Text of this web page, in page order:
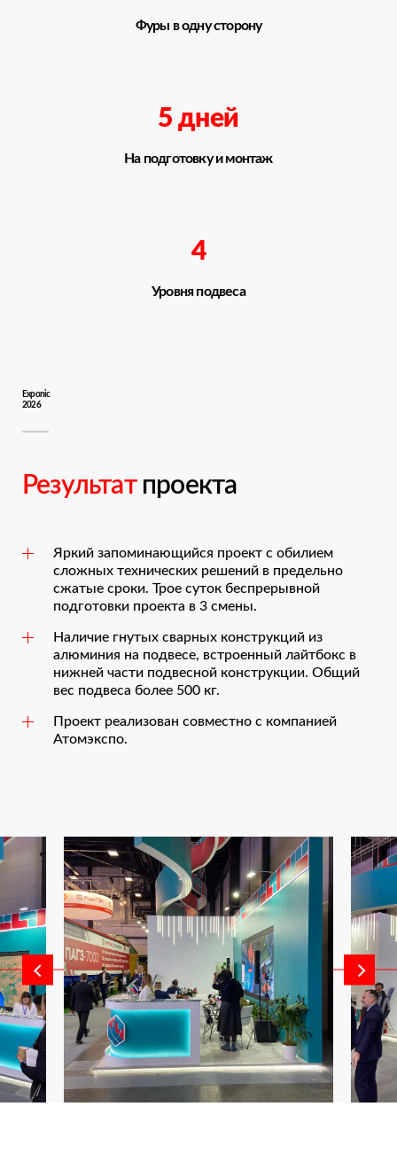
Фуры в одну сторону
5 дней
На подготовку и монтаж
4
Уровня подвеса
Exponic
2026
Результатпроекта
Яркий запоминающийся проект с обилием
сложных технических решений в предельно
сжатые сроки. Трое суток беспрерывной
подготовки проекта в 3 смены.
Наличие гнутых сварных конструкций из
алюминия на подвесе, встроенный лайтбокс в
нижней части подвесной конструкции. Общий
вес подвеса более 500 кг.
Проект реализован совместно с компанией
Атомэкспо.